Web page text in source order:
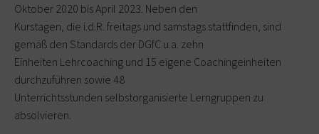
Oktober 2020 bis April 2023. Neben den
Kurstagen, die i.d.R. freitags und samstags stattfinden, sind
gemäß den Standards der DGfC u.a. zehn
Einheiten Lehrcoaching und 15 eigene Coachingeinheiten
durchzuführen sowie 48
Unterrichtsstunden selbstorganisierte Lerngruppen zu
absolvieren.